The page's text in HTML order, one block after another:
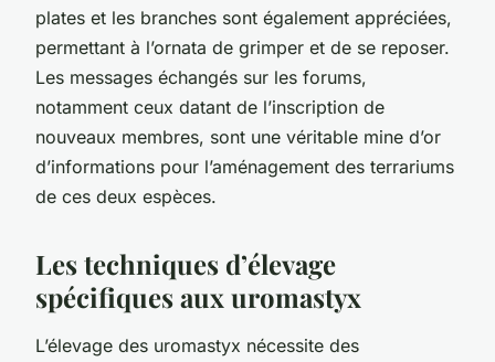
plates et les branches sont également appréciées,
permettant à l’ornata de grimper et de se reposer.
Les messages échangés sur les forums,
notamment ceux datant de l’inscription de
nouveaux membres, sont une véritable mine d’or
d’informations pour l’aménagement des terrariums
de ces deux espèces.
Les techniques d’élevage
spécifiques aux uromastyx
L’élevage des uromastyx nécessite des